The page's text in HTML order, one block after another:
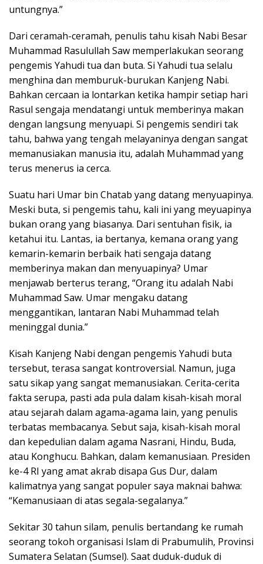
untungnya.”
Dari ceramah-ceramah, penulis tahu kisah Nabi Besar
Muhammad Rasulullah Saw memperlakukan seorang
pengemis Yahudi tua dan buta. Si Yahudi tua selalu
menghina dan memburuk-burukan Kanjeng Nabi.
Bahkan cercaan ia lontarkan ketika hampir setiap hari
Rasul sengaja mendatangi untuk memberinya makan
dengan langsung menyuapi. Si pengemis sendiri tak
tahu, bahwa yang tengah melayaninya dengan sangat
memanusiakan manusia itu, adalah Muhammad yang
terus menerus ia cerca.
Suatu hari Umar bin Chatab yang datang menyuapinya.
Meski buta, si pengemis tahu, kali ini yang meyuapinya
bukan orang yang biasanya. Dari sentuhan fisik, ia
ketahui itu. Lantas, ia bertanya, kemana orang yang
kemarin-kemarin berbaik hati sengaja datang
memberinya makan dan menyuapinya? Umar
menjawab berterus terang, “Orang itu adalah Nabi
Muhammad Saw. Umar mengaku datang
menggantikan, lantaran Nabi Muhammad telah
meninggal dunia.”
Kisah Kanjeng Nabi dengan pengemis Yahudi buta
tersebut, terasa sangat kontroversial. Namun, juga
satu sikap yang sangat memanusiakan. Cerita-cerita
fakta serupa, pasti ada pula dalam kisah-kisah moral
atau sejarah dalam agama-agama lain, yang penulis
terbatas membacanya. Sebut saja, kisah-kisah moral
dan kepedulian dalam agama Nasrani, Hindu, Buda,
atau Konghucu. Bahkan, dalam kemanusiaan. Presiden
ke-4 RI yang amat akrab disapa Gus Dur, dalam
kalimatnya yang sangat populer saya maknai bahwa:
“Kemanusiaan di atas segala-segalanya.”
Sekitar 30 tahun silam, penulis bertandang ke rumah
seorang tokoh organisasi Islam di Prabumulih, Provinsi
Sumatera Selatan (Sumsel). Saat duduk-duduk di